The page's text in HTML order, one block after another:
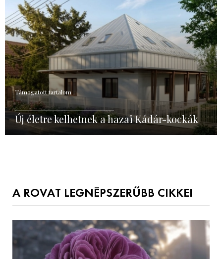
Támogatott tartalom
Új életre kelhetnek a hazai Kádár-kockák
A ROVAT LEGNÉPSZERŰBB CIKKEI